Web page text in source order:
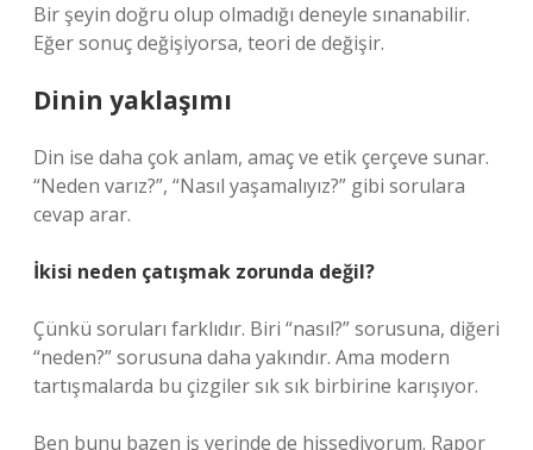
Bir şeyin doğru olup olmadığı deneyle sınanabilir.
Eğer sonuç değişiyorsa, teori de değişir.
Dinin yaklaşımı
Din ise daha çok anlam, amaç ve etik çerçeve sunar.
“Neden varız?”, “Nasıl yaşamalıyız?” gibi sorulara
cevap arar.
İkisi neden çatışmak zorunda değil?
Çünkü soruları farklıdır. Biri “nasıl?” sorusuna, diğeri
“neden?” sorusuna daha yakındır. Ama modern
tartışmalarda bu çizgiler sık sık birbirine karışıyor.
Ben bunu bazen iş yerinde de hissediyorum. Rapor